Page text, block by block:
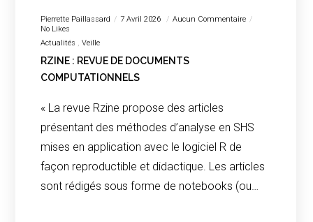
Pierrette Paillassard 7 Avril 2026
Aucun Commentaire
No Likes
Actualités
Veille
RZINE : REVUE DE DOCUMENTS
COMPUTATIONNELS
« La revue Rzine propose des articles
présentant des méthodes d’analyse en SHS
mises en application avec le logiciel R de
façon reproductible et didactique. Les articles
sont rédigés sous forme de notebooks (ou…